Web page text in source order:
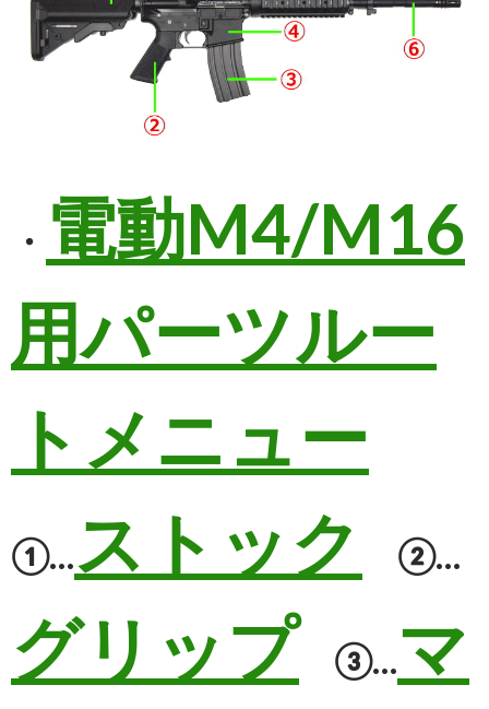
・ 電動M4/M16
用パーツルー
トメニュー
①…ストック ②…
グリップ ③…マ